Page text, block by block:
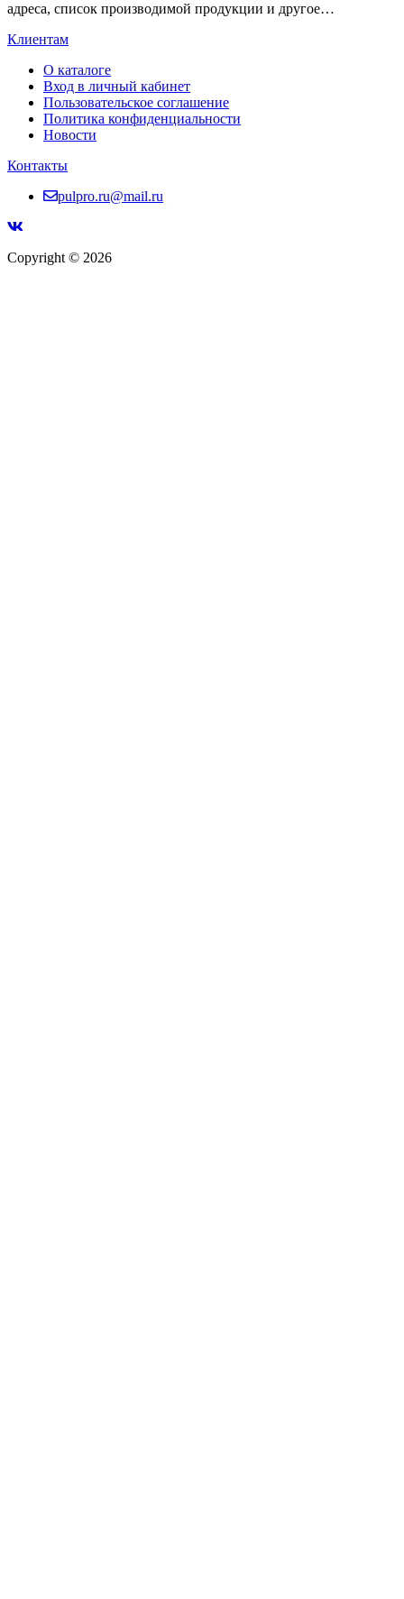
адреса, список производимой продукции и другое…
Клиентам
О каталоге
Вход в личный кабинет
Пользовательское соглашение
Политика конфиденциальности
Новости
Контакты
pulpro.ru@mail.ru
Copyright © 2026